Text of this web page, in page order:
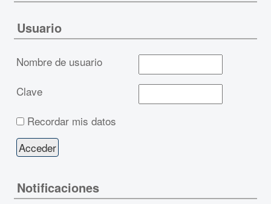
Usuario
Nombre de usuario
Clave
Recordar mis datos
Notificaciones